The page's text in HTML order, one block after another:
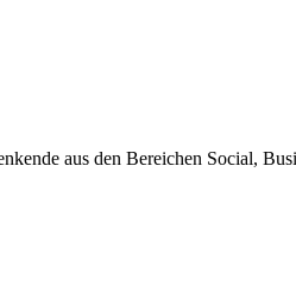
aus den Bereichen Social,